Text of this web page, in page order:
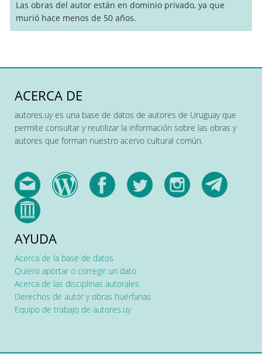
Las obras del autor están en dominio privado, ya que
murió hace menos de 50 años.
ACERCA DE
autores.uy es una base de datos de autores de Uruguay que
permite consultar y reutilizar la información sobre las obras y
autores que forman nuestro acervo cultural común.
AYUDA
Acerca de la base de datos
Quiero aportar o corregir un dato
Acerca de las disciplinas autorales
Derechos de autor y obras huérfanas
Equipo de trabajo de autores.uy